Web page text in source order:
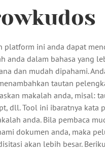
platform ini anda dapat
anda dalam bahasa yang
dan mudah dipahami.
tautan
makalah anda, misal:
dll. Tool ini ibaratnya kata
anda. Bila pembaca
dokumen anda, maka
akan lebih besar.